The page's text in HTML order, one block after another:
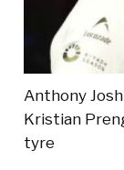
Anthony
Kristian
tyre